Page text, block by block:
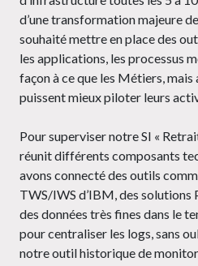
d’une transformation majeure
souhaité mettre en place des
les applications, les processus
façon à ce que les Métiers, mais
puissent mieux piloter leurs
Pour superviser notre SI «
réunit différents composants
avons connecté des outils
TWS/IWS d’IBM, des
des données très fines dans le
pour centraliser les logs, sans
notre outil historique de